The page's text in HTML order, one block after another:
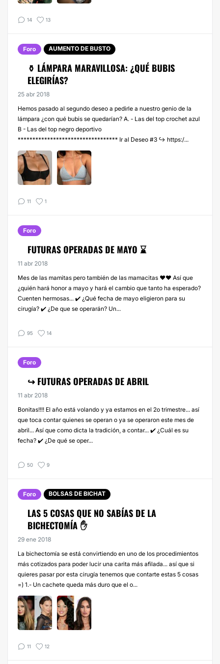
14 13
Foro AUMENTO DE BUSTO
⚱️ LÁMPARA MARAVILLOSA: ¿QUÉ BUBIS
ELEGIRÍAS?
25 abr 2018
Hemos pasado al segundo deseo a pedirle a nuestro genio de la
lámpara ¿con qué bubis se quedarían? A. - Las del top crochet azul
B - Las del top negro deportivo
********************************** Ir al Deseo #3 ↪️ https:/...
11 1
Foro
FUTURAS OPERADAS DE MAYO ⌛
11 abr 2018
Mes de las mamitas pero también de las mamacitas ❤️❤️ Así que
¿quién hará honor a mayo y hará el cambio que tanto ha esperado?
Cuenten hermosas... ✔️ ¿Qué fecha de mayo eligieron para su
cirugía? ✔️ ¿De que se operarán? Un...
95 14
Foro
↪️ FUTURAS OPERADAS DE ABRIL
11 abr 2018
Bonitas!!!! El año está volando y ya estamos en el 2o trimestre... así
que toca contar quienes se operan o ya se operaron este mes de
abril... Así que como dicta la tradición, a contar... ✔️ ¿Cuál es su
fecha? ✔️ ¿De qué se oper...
50 9
Foro BOLSAS DE BICHAT
LAS 5 COSAS QUE NO SABÍAS DE LA
BICHECTOMÍA ✋
29 ene 2018
La bichectomía se está convirtiendo en uno de los procedimientos
más cotizados para poder lucir una carita más afilada... así que si
quieres pasar por esta cirugía tenemos que contarte estas 5 cosas
=) 1.- Un cachete queda más duro que el o...
11 12